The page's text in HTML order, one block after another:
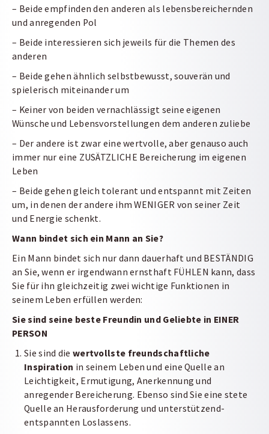
– Beide empfinden den anderen als lebensbereichernden
und anregenden Pol
– Beide interessieren sich jeweils für die Themen des
anderen
– Beide gehen ähnlich selbstbewusst, souverän und
spielerisch miteinander um
– Keiner von beiden vernachlässigt seine eigenen
Wünsche und Lebensvorstellungen dem anderen zuliebe
– Der andere ist zwar eine wertvolle, aber genauso auch
immer nur eine ZUSÄTZLICHE Bereicherung im eigenen
Leben
– Beide gehen gleich tolerant und entspannt mit Zeiten
um, in denen der andere ihm WENIGER von seiner Zeit
und Energie schenkt.
Wann bindet sich ein Mann an Sie?
Ein Mann bindet sich nur dann dauerhaft und BESTÄNDIG
an Sie, wenn er irgendwann ernsthaft FÜHLEN kann, dass
Sie für ihn gleichzeitig zwei wichtige Funktionen in
seinem Leben erfüllen werden:
Sie sind seine beste Freundin und Geliebte in EINER
PERSON
Sie sind die wertvollste freundschaftliche
Inspiration in seinem Leben und eine Quelle an
Leichtigkeit, Ermutigung, Anerkennung und
anregender Bereicherung. Ebenso sind Sie eine stete
Quelle an Herausforderung und unterstützend-
entspannten Loslassens.